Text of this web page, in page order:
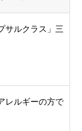
サルクラス」三
レルギーの方で